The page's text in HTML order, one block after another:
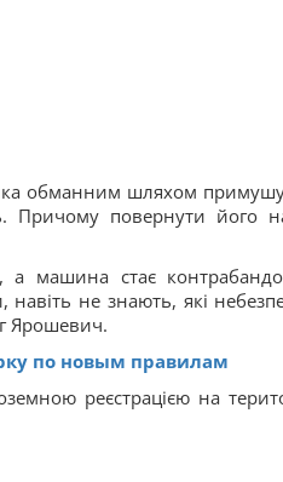
обманним шляхом
Причому повернути його
а машина стає
не знають, які
Ярошевич.
по новым правилам
реєстрацією на